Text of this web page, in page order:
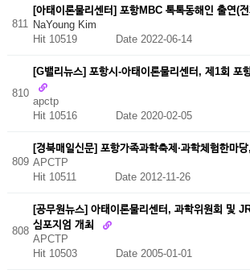
811
[아태이론물리센터] 포항MBC 톡톡동해인 출연(
NaYoung Kim
Hit 10519
Date 2022-06-14
810
[G밸리뉴스] 포항시-아태이론물리센터, 제1회 포
apctp
Hit 10516 Date 2020-02-05
809
[경북매일신문] 포항가족과학축제·과학체험한마
APCTP
Hit 10511
Date 2012-11-26
808
[공무원뉴스] 아태이론물리센터, 과학위원회 및
심포지엄 개최
APCTP
Hit 10503 Date 2005-01-01